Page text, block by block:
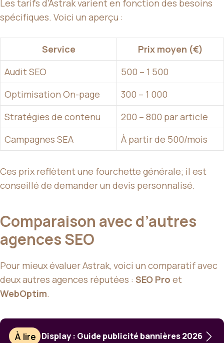
Les tarifs d’Astrak varient en fonction des besoins
spécifiques. Voici un aperçu :
Service
Prix moyen (€)
Audit SEO
500 – 1 500
Optimisation On-page
300 – 1 000
Stratégies de contenu
200 – 800 par article
Campagnes SEA
À partir de 500/mois
Ces prix reflètent une fourchette générale; il est
conseillé de demander un devis personnalisé.
Comparaison avec d’autres
agences SEO
Pour mieux évaluer Astrak, voici un comparatif avec
deux autres agences réputées : SEO Pro et
WebOptim.
À lire Display : Guide publicité bannières 2026